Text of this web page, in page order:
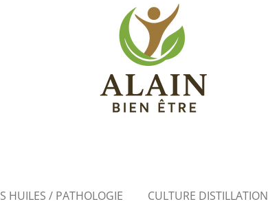
HUILES / PATHOLOGIE CULTURE DISTILLATION